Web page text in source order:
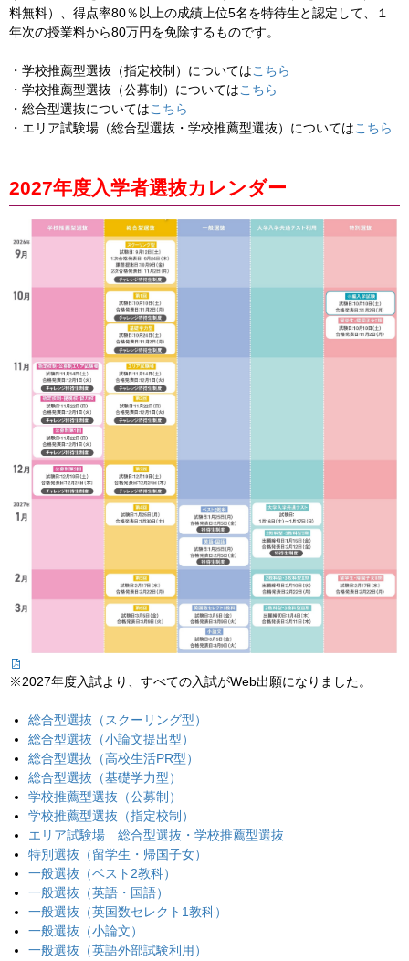
料無料）、得点率80％以上の成績上位5名を特待生と認定して、１
年次の授業料から80万円を免除するものです。
・学校推薦型選抜（指定校制）についてはこちら
・学校推薦型選抜（公募制）についてはこちら
・総合型選抜についてはこちら
・エリア試験場（総合型選抜・学校推薦型選抜）についてはこちら
2027年度入学者選抜カレンダー
※2027年度入試より、すべての入試がWeb出願になりました。
総合型選抜（スクーリング型）
総合型選抜（小論文提出型）
総合型選抜（高校生活PR型）
総合型選抜（基礎学力型）
学校推薦型選抜（公募制）
学校推薦型選抜（指定校制）
エリア試験場 総合型選抜・学校推薦型選抜
特別選抜（留学生・帰国子女）
一般選抜（ベスト2教科）
一般選抜（英語・国語）
一般選抜（英国数セレクト1教科）
一般選抜（小論文）
一般選抜（英語外部試験利用）